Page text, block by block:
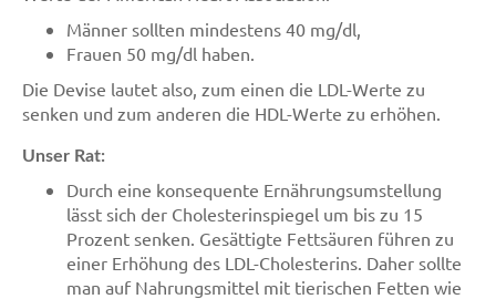
Männer sollten mindestens 40 mg/dl,
Frauen 50 mg/dl haben.
Die Devise lautet also, zum einen die LDL-Werte zu
senken und zum anderen die HDL-Werte zu erhöhen.
Unser Rat:
Durch eine konsequente Ernährungsumstellung
lässt sich der Cholesterinspiegel um bis zu 15
Prozent senken. Gesättigte Fettsäuren führen zu
einer Erhöhung des LDL-Cholesterins. Daher sollte
man auf Nahrungsmittel mit tierischen Fetten wie